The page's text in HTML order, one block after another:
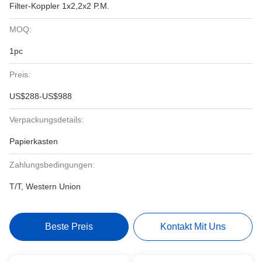
Filter-Koppler 1x2,2x2 P.M.
MOQ:
1pc
Preis:
US$288-US$988
Verpackungsdetails:
Papierkasten
Zahlungsbedingungen:
T/T, Western Union
Beste Preis Kontakt Mit Uns